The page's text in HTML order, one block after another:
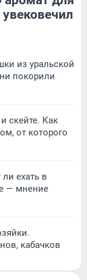
из уральской
покорили
скейте. Как
от которого
ехать в
— мнение
кабачков